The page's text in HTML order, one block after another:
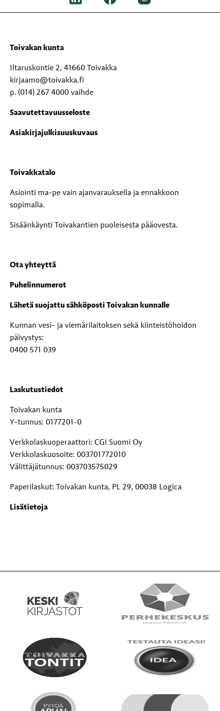
Toivakan kunta
Iltaruskontie 2, 41660 Toivakka
kirjaamo@toivakka.fi
p. (014) 267 4000 vaihde
Saavutettavuusseloste
Asiakirjajulkisuuskuvaus
Toivakkatalo
Asiointi ma-pe vain ajanvarauksella ja ennakkoon
sopimalla.
Sisäänkäynti Toivakantien puoleisesta pääovesta.
Ota yhteyttä
Puhelinnumerot
Lähetä suojattu sähköposti Toivakan kunnalle
Kunnan vesi- ja viemärilaitoksen sekä kiinteistöhoidon
päivystys:
0400 571 039
Laskutustiedot
Toivakan kunta
Y-tunnus: 0177201-0
Verkkolaskuoperaattori: CGI Suomi Oy
Verkkolaskuosoite: 003701772010
Välittäjätunnus: 003703575029
Paperilaskut: Toivakan kunta, PL 29, 00038 Logica
Lisätietoja